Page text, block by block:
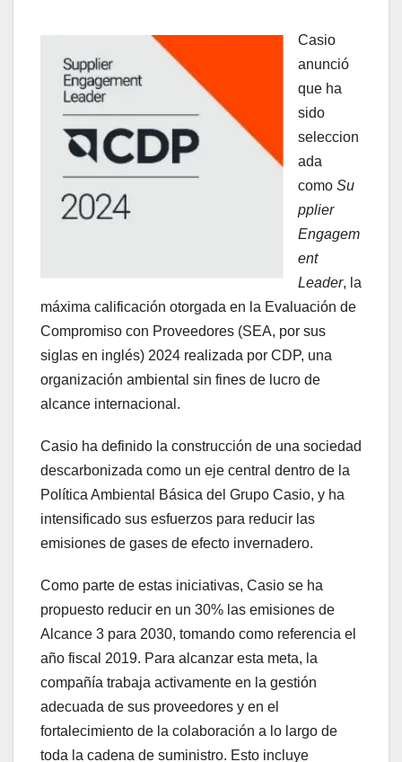
Casio
anunció
que ha
sido
seleccion
ada
como Su
pplier
Engagem
ent
Leader, la
máxima calificación otorgada en la Evaluación de
Compromiso con Proveedores (SEA, por sus
siglas en inglés) 2024 realizada por CDP, una
organización ambiental sin fines de lucro de
alcance internacional. ​
Casio ha definido la construcción de una sociedad
descarbonizada como un eje central dentro de la
Política Ambiental Básica del Grupo Casio, y ha
intensificado sus esfuerzos para reducir las
emisiones de gases de efecto invernadero. ​
Como parte de estas iniciativas, Casio se ha
propuesto reducir en un 30% las emisiones de
Alcance 3 para 2030, tomando como referencia el
año fiscal 2019. Para alcanzar esta meta, la
compañía trabaja activamente en la gestión
adecuada de sus proveedores y en el
fortalecimiento de la colaboración a lo largo de
toda la cadena de suministro. Esto incluye